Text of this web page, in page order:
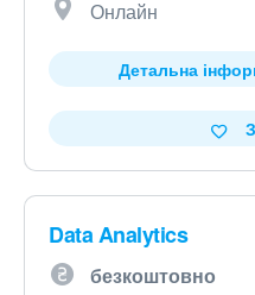
Онлайн
Детальна
Data Analytics
безкоштовно